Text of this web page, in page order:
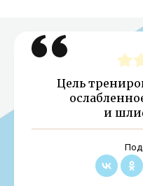
Цель
и